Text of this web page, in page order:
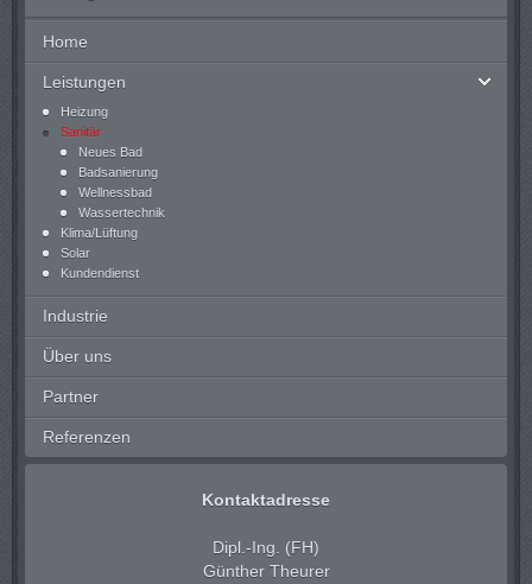
Home
Leistungen
Heizung
Sanitär
Neues Bad
Badsanierung
Wellnessbad
Wassertechnik
Klima/Lüftung
Solar
Kundendienst
Industrie
Über uns
Partner
Referenzen
Kontaktadresse
Dipl.-Ing. (FH)
Günther Theurer